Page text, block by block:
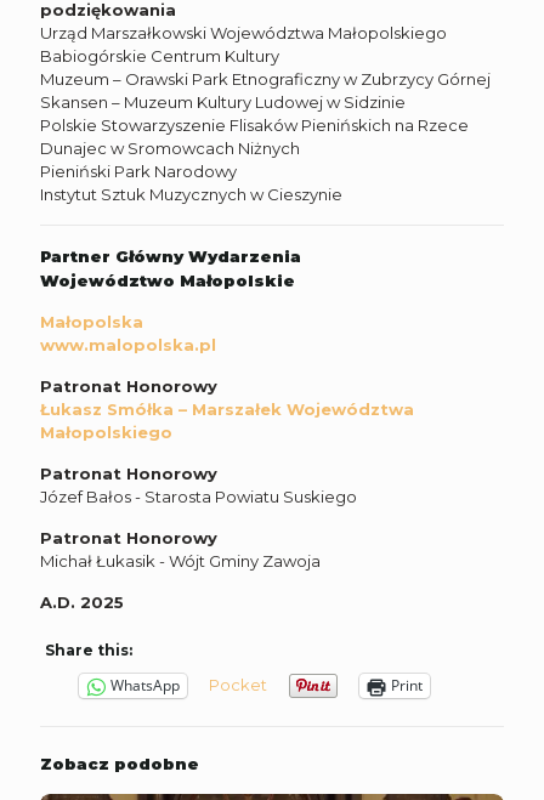
podziękowania
Urząd Marszałkowski Województwa Małopolskiego
Babiogórskie Centrum Kultury
Muzeum – Orawski Park Etnograficzny w Zubrzycy Górnej
Skansen – Muzeum Kultury Ludowej w Sidzinie
Polskie Stowarzyszenie Flisaków Pienińskich na Rzece
Dunajec w Sromowcach Niżnych
Pieniński Park Narodowy
Instytut Sztuk Muzycznych w Cieszynie
Partner Główny Wydarzenia
Województwo Małopolskie
Małopolska
www.malopolska.pl
Patronat Honorowy
Łukasz Smółka – Marszałek Województwa
Małopolskiego
Patronat Honorowy
Józef Bałos - Starosta Powiatu Suskiego
Patronat Honorowy
Michał Łukasik - Wójt Gminy Zawoja
A.D. 2025
Share this:
WhatsApp Pocket Print
Zobacz podobne